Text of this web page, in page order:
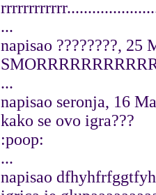
...
napisao ????????, 25
...
napisao seronja, 16
kako se ovo igra???
:poop:
...
napisao